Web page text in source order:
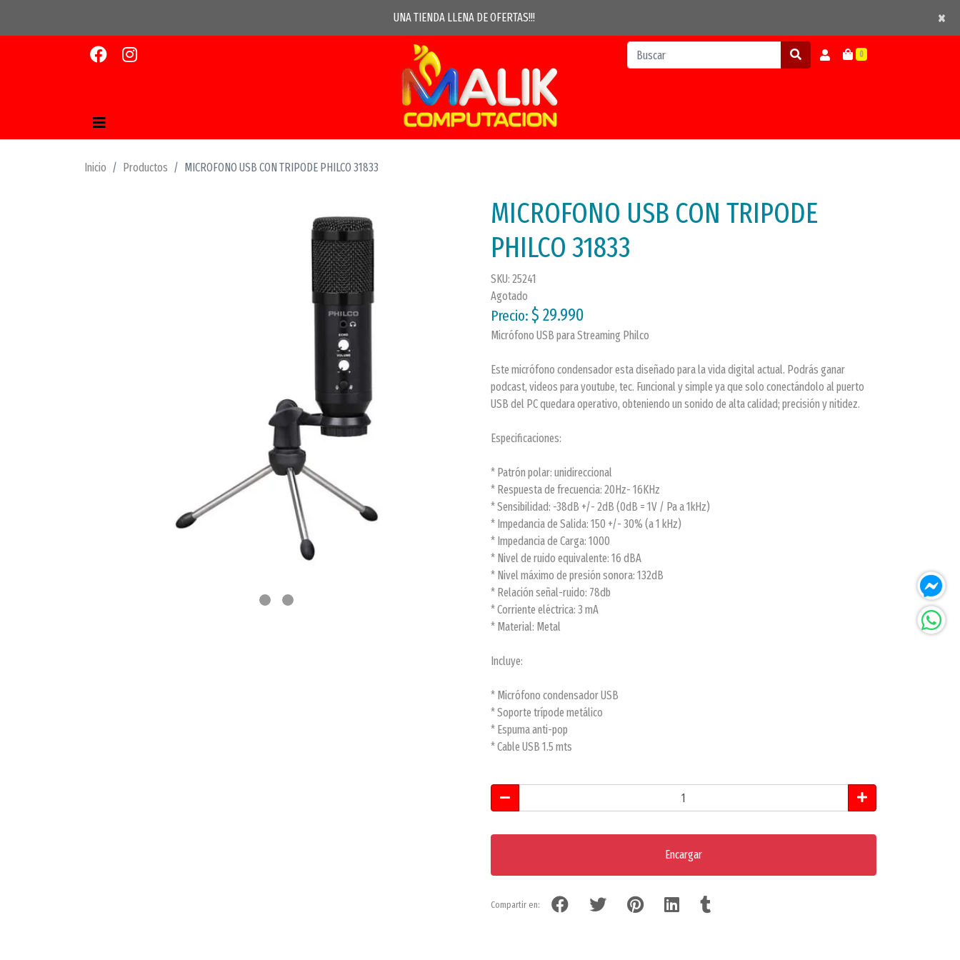
UNA TIENDA LLENA DE OFERTAS!!! ×
×
0
Inicio Productos MICROFONO USB CON TRIPODE PHILCO 31833
MICROFONO USB CON TRIPODE
PHILCO 31833
SKU: 25241
Agotado
Precio: $ 29.990
Micrófono USB para Streaming Philco
Este micrófono condensador esta diseñado para la vida digital actual. Podrás ganar
podcast, videos para youtube, tec. Funcional y simple ya que solo conectándolo al puerto
USB del PC quedara operativo, obteniendo un sonido de alta calidad; precisión y nitidez.
Especificaciones:
* Patrón polar: unidireccional
* Respuesta de frecuencia: 20Hz- 16KHz
* Sensibilidad: -38dB +/- 2dB (0dB = 1V / Pa a 1kHz)
* Impedancia de Salida: 150 +/- 30% (a 1 kHz)
* Impedancia de Carga: 1000
* Nivel de ruido equivalente: 16 dBA
* Nivel máximo de presión sonora: 132dB
* Relación señal-ruido: 78db
* Corriente eléctrica: 3 mA
* Material: Metal
Incluye:
* Micrófono condensador USB
* Soporte trípode metálico
* Espuma anti-pop
* Cable USB 1.5 mts
Encargar
Compartir en: